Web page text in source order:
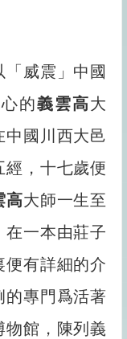
「威震」中國
的義雲高大
中國川西大邑
經，十七歲便
高大師一生至
一本由莊子
便有詳細的介
專門爲活著
物館，陳列義